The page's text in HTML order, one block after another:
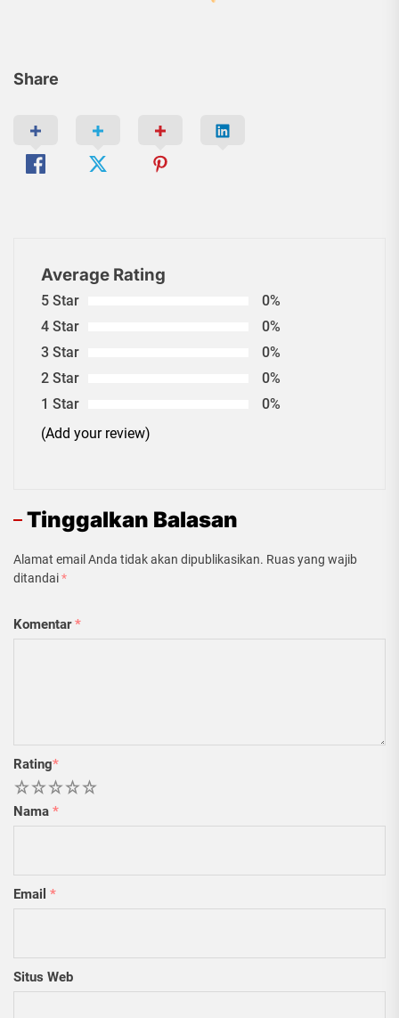
Share
Average Rating
5 Star
0%
4 Star
0%
3 Star
0%
2 Star
0%
1 Star
0%
(Add your review)
Tinggalkan Balasan
Alamat email Anda tidak akan dipublikasikan. Ruas yang wajib
ditandai*
Komentar*
Rating*
5
4
3
2
Nama *
Email *
Situs Web